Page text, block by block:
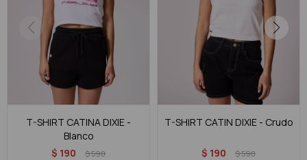
T-SHIRT CATINA DIXIE -
Blanco
$ 190 $590
T-SHIRT CATIN DIXIE - Crudo
$ 190 $590